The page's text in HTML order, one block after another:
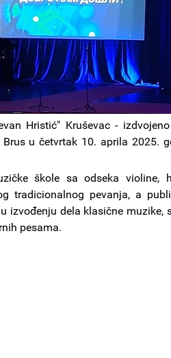
Hristić" Kruševac -
u četvrtak 10. aprila 2025.
škole sa odseka violine,
tradicionalnog pevanja, a
izvođenju dela klasične muzike,
pesama.